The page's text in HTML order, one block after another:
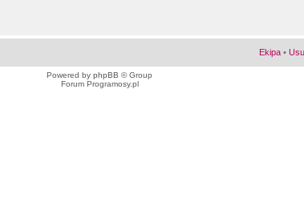
Ekipa •
Powered by phpBB © Group
Forum Programosy.pl